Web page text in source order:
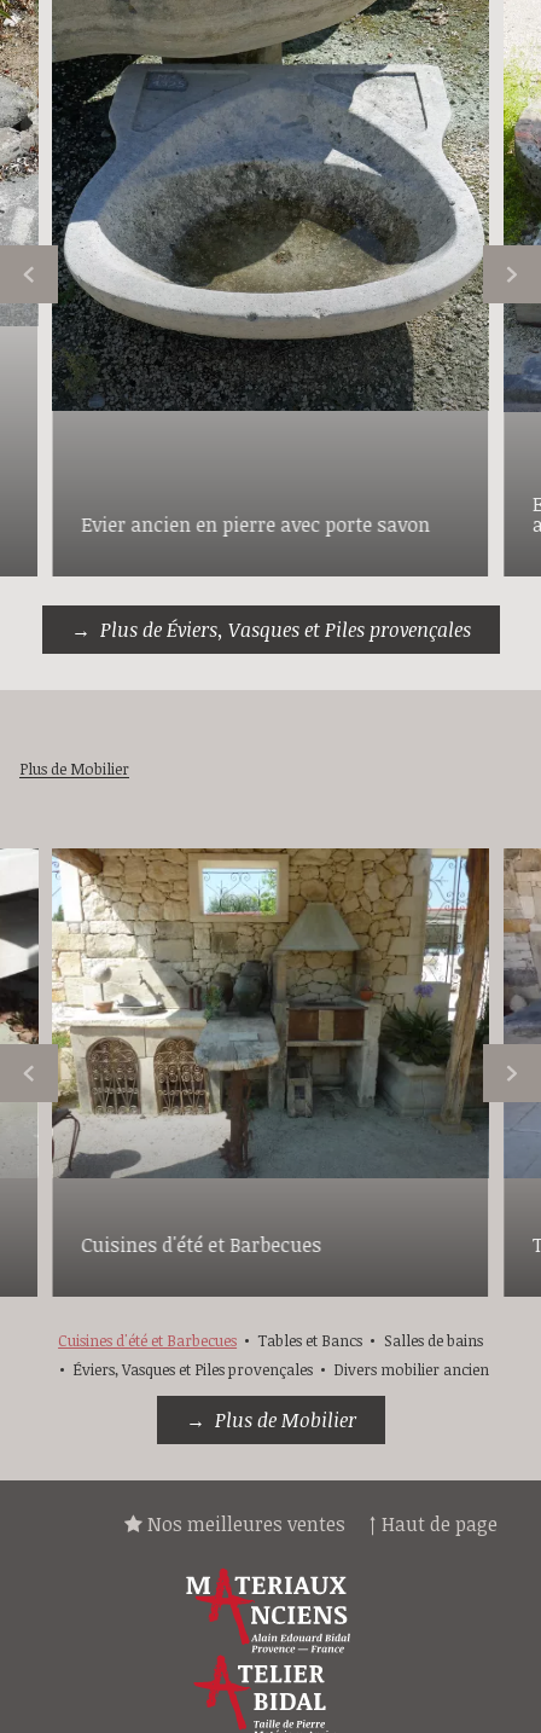
Evier ancien en pierre avec porte savon
Plus de Éviers, Vasques et Piles provençales
Plus de Mobilier
Cuisines d'été et Barbecues
Cuisines d'été et Barbecues Tables et Bancs
Salles de bains
Éviers, Vasques et Piles provençales
Divers mobilier ancien
Plus de Mobilier
↑ Haut de page
Nos meilleures ventes